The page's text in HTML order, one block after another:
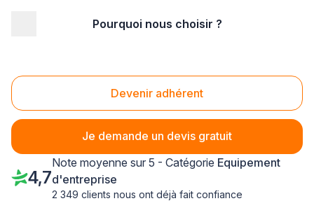
Pourquoi nous choisir ?
Devenir adhérent
Je demande un devis gratuit
Magasin professionnel Aquitaine
4,7
Note moyenne sur 5 - Catégorie Equipement
d'entreprise
2 349 clients nous ont déjà fait confiance